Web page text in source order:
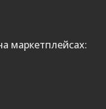
маркетплейсах: